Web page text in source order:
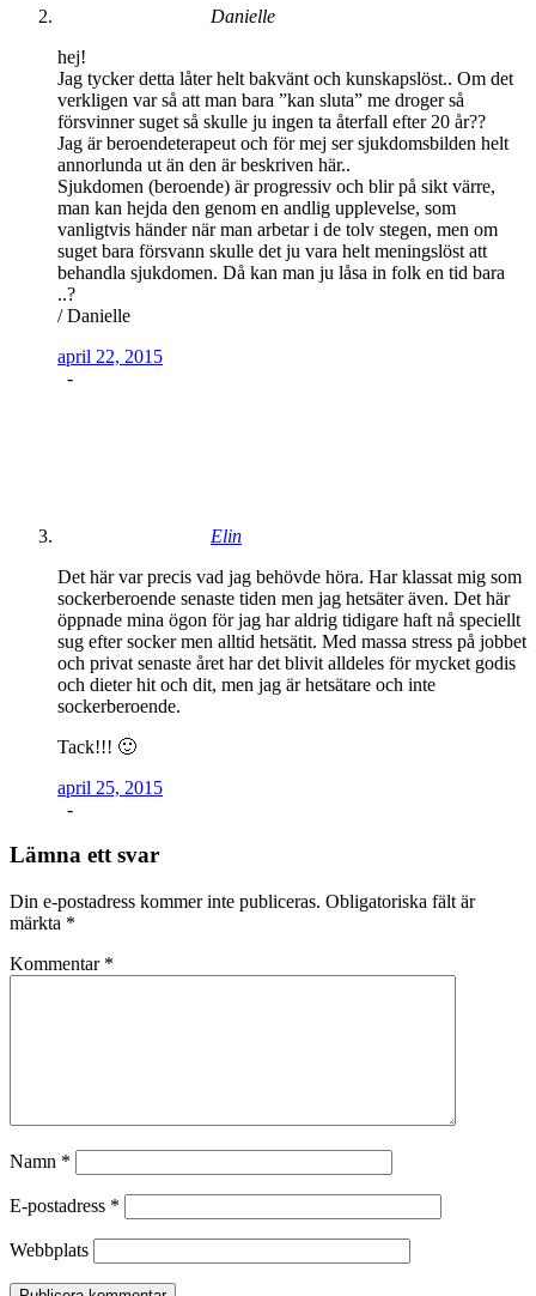
Danielle
hej!
Jag tycker detta låter helt bakvänt och kunskapslöst.. Om det
verkligen var så att man bara ”kan sluta” me droger så
försvinner suget så skulle ju ingen ta återfall efter 20 år??
Jag är beroendeterapeut och för mej ser sjukdomsbilden helt
annorlunda ut än den är beskriven här..
Sjukdomen (beroende) är progressiv och blir på sikt värre,
man kan hejda den genom en andlig upplevelse, som
vanligtvis händer när man arbetar i de tolv stegen, men om
suget bara försvann skulle det ju vara helt meningslöst att
behandla sjukdomen. Då kan man ju låsa in folk en tid bara
..?
/ Danielle
april 22, 2015
-
Elin
Det här var precis vad jag behövde höra. Har klassat mig som
sockerberoende senaste tiden men jag hetsäter även. Det här
öppnade mina ögon för jag har aldrig tidigare haft nå speciellt
sug efter socker men alltid hetsätit. Med massa stress på jobbet
och privat senaste året har det blivit alldeles för mycket godis
och dieter hit och dit, men jag är hetsätare och inte
sockerberoende.
Tack!!! 🙂
april 25, 2015
-
Lämna ett svar
Din e-postadress kommer inte publiceras. Obligatoriska fält är
märkta *
Kommentar *
Namn *
E-postadress *
Webbplats